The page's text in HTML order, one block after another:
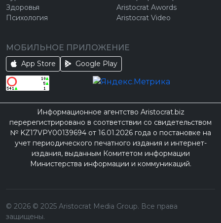
Здоровья
Психология
Aristocrat Awords
Aristocrat Video
МОБИЛЬНОЕ ПРИЛОЖЕНИЕ
App Store Google Play
Информационное агентство Aristocrat.biz
перерегистрировано в соответствии со свидетельством
№ KZ17VPY00139694 от 16.01.2026 года о постановке на
учет периодического печатного издания и интернет-
издания, выданным Комитетом информации
Министерства информации и коммуникаций.
© 2026 © 2025 Aristocrat Media Group. Все права
защищены.